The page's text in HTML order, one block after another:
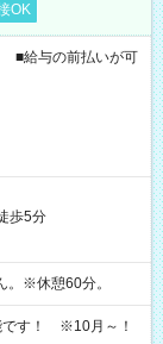
OK
■給与の前払いが可
歩5分
※休憩60分。
す！ ※10月～！